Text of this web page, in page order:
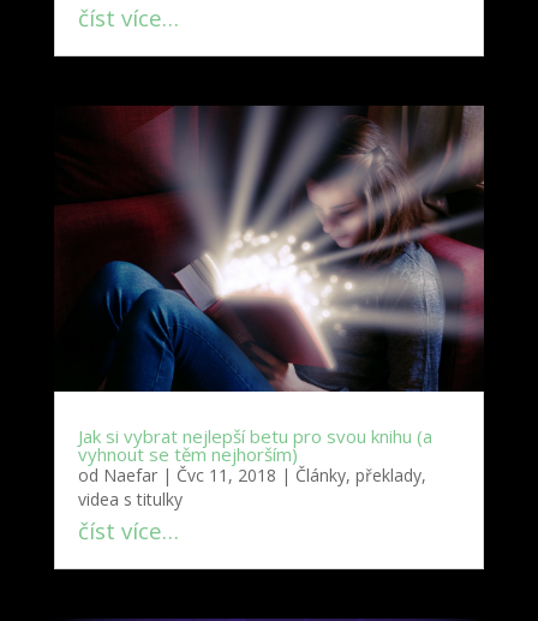
číst více…
Jak si vybrat nejlepší betu pro svou knihu (a
vyhnout se těm nejhorším)
od Naefar| Čvc 11, 2018 | Články, překlady,
videa s titulky
číst více…